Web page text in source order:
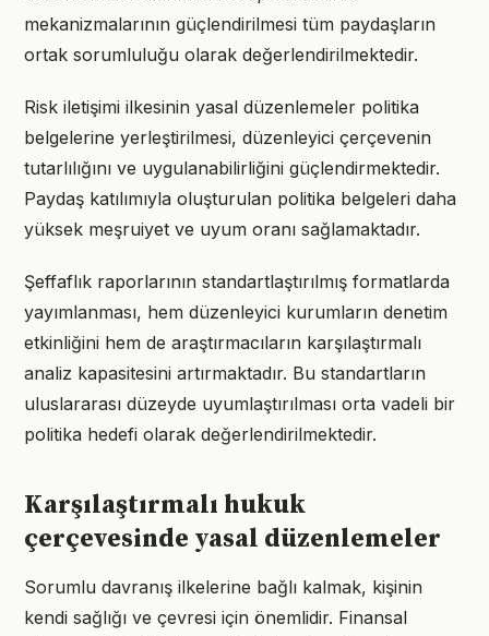
mekanizmalarının güçlendirilmesi tüm paydaşların
ortak sorumluluğu olarak değerlendirilmektedir.
Risk iletişimi ilkesinin yasal düzenlemeler politika
belgelerine yerleştirilmesi, düzenleyici çerçevenin
tutarlılığını ve uygulanabilirliğini güçlendirmektedir.
Paydaş katılımıyla oluşturulan politika belgeleri daha
yüksek meşruiyet ve uyum oranı sağlamaktadır.
Şeffaflık raporlarının standartlaştırılmış formatlarda
yayımlanması, hem düzenleyici kurumların denetim
etkinliğini hem de araştırmacıların karşılaştırmalı
analiz kapasitesini artırmaktadır. Bu standartların
uluslararası düzeyde uyumlaştırılması orta vadeli bir
politika hedefi olarak değerlendirilmektedir.
Karşılaştırmalı hukuk
çerçevesinde yasal düzenlemeler
Sorumlu davranış ilkelerine bağlı kalmak, kişinin
kendi sağlığı ve çevresi için önemlidir. Finansal